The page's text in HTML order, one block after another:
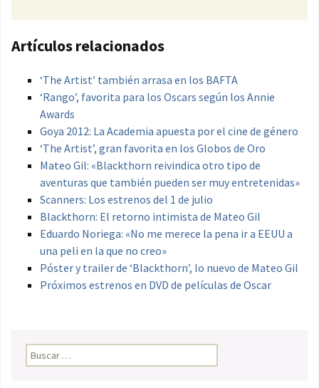
Artículos relacionados
‘The Artist’ también arrasa en los BAFTA
‘Rango’, favorita para los Oscars según los Annie
Awards
Goya 2012: La Academia apuesta por el cine de género
‘The Artist’, gran favorita en los Globos de Oro
Mateo Gil: «Blackthorn reivindica otro tipo de
aventuras que también pueden ser muy entretenidas»
Scanners: Los estrenos del 1 de julio
Blackthorn: El retorno intimista de Mateo Gil
Eduardo Noriega: «No me merece la pena ir a EEUU a
una peli en la que no creo»
Póster y trailer de ‘Blackthorn’, lo nuevo de Mateo Gil
Próximos estrenos en DVD de películas de Oscar
Buscar: